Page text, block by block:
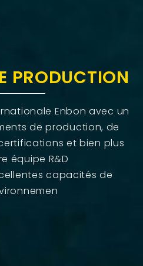
PRODUCTION
Enbon avec un
de production, de
et bien plus
équipe R&D
capacités de